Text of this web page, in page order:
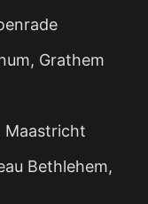
Grathem
Maastricht
Bethlehem,